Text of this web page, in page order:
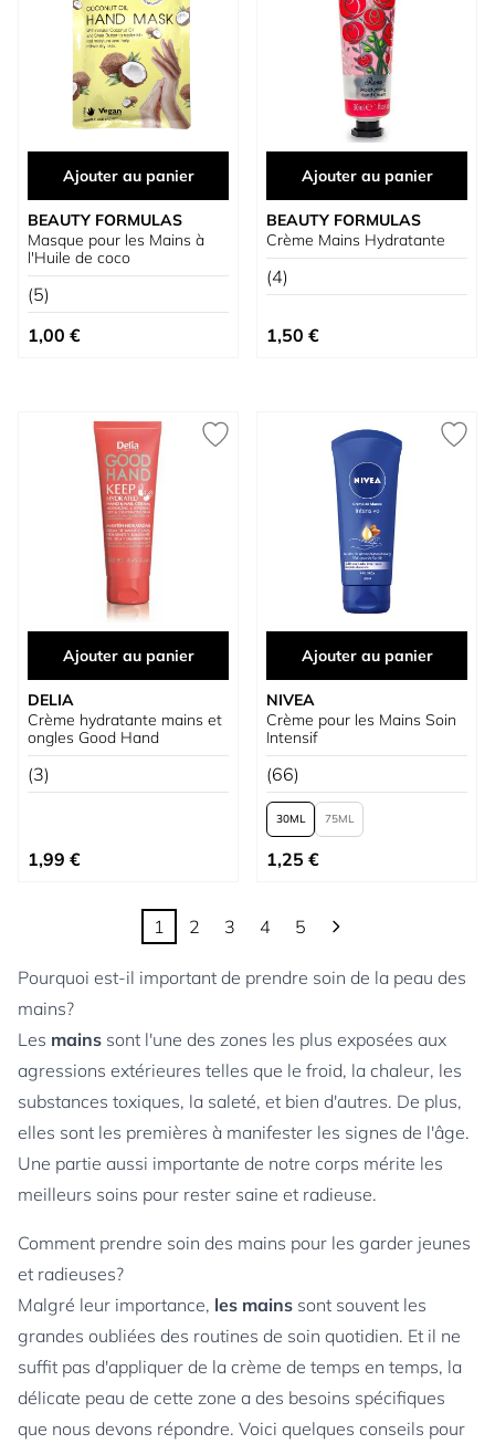
Ajouter au panier
BEAUTY FORMULAS
Masque pour les Mains à
l'Huile de coco
(5)
1,00 €
Ajouter au panier
BEAUTY FORMULAS
Crème Mains Hydratante
(4)
1,50 €
Ajouter au panier
DELIA
Crème hydratante mains et
ongles Good Hand
(3)
1,99 €
Ajouter au panier
NIVEA
Crème pour les Mains Soin
Intensif
(66)
30 75
À partir de
1,25 €
Vous lisez actuellement la page
1
Page
2
Page
3
Page
4
Page
5
Pourquoi est-il important de prendre soin de la peau des
mains?
Les mains sont l'une des zones les plus exposées aux
agressions extérieures telles que le froid, la chaleur, les
substances toxiques, la saleté, et bien d'autres. De plus,
elles sont les premières à manifester les signes de l'âge.
Une partie aussi importante de notre corps mérite les
meilleurs soins pour rester saine et radieuse.
Comment prendre soin des mains pour les garder jeunes
et radieuses?
Malgré leur importance, les mains sont souvent les
grandes oubliées des routines de soin quotidien. Et il ne
suffit pas d'appliquer de la crème de temps en temps, la
délicate peau de cette zone a des besoins spécifiques
que nous devons répondre. Voici quelques conseils pour